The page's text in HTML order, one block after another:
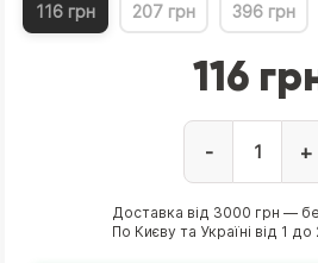
116 грн 207 грн 396 грн
116
- +
Доставка від 3000 грн —
По Києву та Україні від 1 до